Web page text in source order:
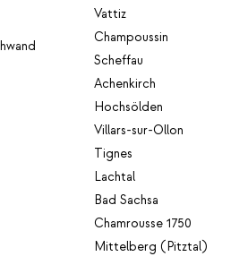
Vattiz
Champoussin
Scheffau
Achenkirch
Hochsölden
Villars-sur-Ollon
Tignes
Lachtal
Bad Sachsa
Chamrousse 1750
Mittelberg (Pitztal)